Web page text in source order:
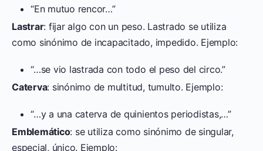
“En mutuo rencor…”
Lastrar: fijar algo con un peso. Lastrado se utiliza
como sinónimo de incapacitado, impedido. Ejemplo:
“…se vio lastrada con todo el peso del circo.”
Caterva: sinónimo de multitud, tumulto. Ejemplo:
“…y a una caterva de quinientos periodistas,…”
Emblemático: se utiliza como sinónimo de singular,
especial, único. Ejemplo: